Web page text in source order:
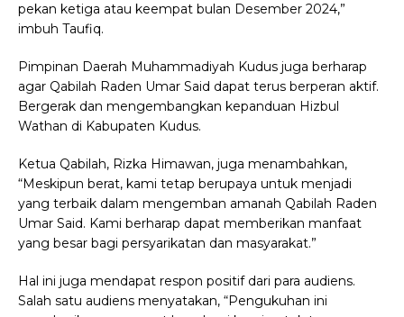
pekan ketiga atau keempat bulan Desember 2024,”
imbuh Taufiq.
Pimpinan Daerah Muhammadiyah Kudus juga berharap
agar Qabilah Raden Umar Said dapat terus berperan aktif.
Bergerak dan mengembangkan kepanduan Hizbul
Wathan di Kabupaten Kudus.
Ketua Qabilah, Rizka Himawan, juga menambahkan,
“Meskipun berat, kami tetap berupaya untuk menjadi
yang terbaik dalam mengemban amanah Qabilah Raden
Umar Said. Kami berharap dapat memberikan manfaat
yang besar bagi persyarikatan dan masyarakat.”
Hal ini juga mendapat respon positif dari para audiens.
Salah satu audiens menyatakan, “Pengukuhan ini